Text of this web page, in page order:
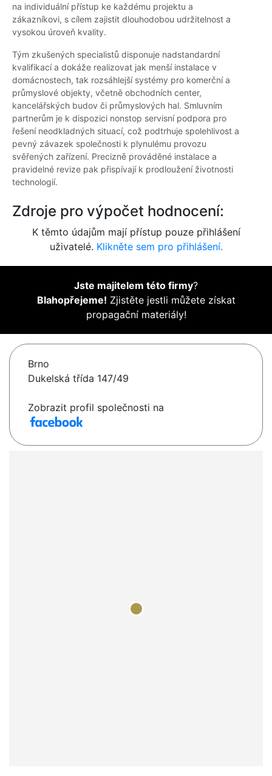
na individuální přístup ke každému projektu a
zákazníkovi, s cílem zajistit dlouhodobou udržitelnost a
vysokou úroveň kvality.
Tým zkušených specialistů disponuje nadstandardní
kvalifikací a dokáže realizovat jak menší instalace v
domácnostech, tak rozsáhlejší systémy pro komerční a
průmyslové objekty, včetně obchodních center,
kancelářských budov či průmyslových hal. Smluvním
partnerům je k dispozici nonstop servisní podpora pro
řešení neodkladných situací, což podtrhuje spolehlivost a
pevný závazek společnosti k plynulému provozu
svěřených zařízení. Precizně prováděné instalace a
pravidelné revize pak přispívají k prodloužení životnosti
technologií.
Zdroje pro výpočet hodnocení:
K těmto údajům mají přístup pouze přihlášení
uživatelé. Klikněte sem pro přihlášení.
Jste majitelem této firmy?
Blahopřejeme! Zjistěte jestli můžete získat
propagační materiály!
Brno
Dukelská třída 147/49
Zobrazit profil společnosti na